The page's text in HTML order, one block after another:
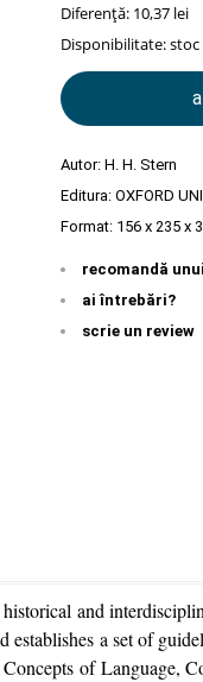
Diferență: 10,37 lei
Disponibilitate:
Autor: H. H. Stern
Editura: OXFORD
Format: 156 x 235 x
recomandă
ai întrebări?
scrie un review
and
a set of
of Language,